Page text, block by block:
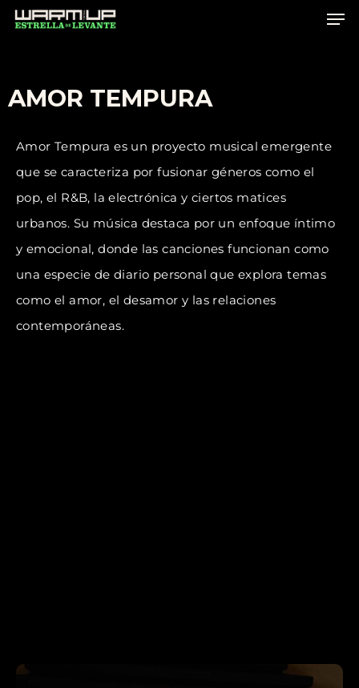
Skip
content
AMOR TEMPURA
Amor Tempura es un proyecto musical emergente
que se caracteriza por fusionar géneros como el
pop, el R&B, la electrónica y ciertos matices
urbanos. Su música destaca por un enfoque íntimo
y emocional, donde las canciones funcionan como
una especie de diario personal que explora temas
como el amor, el desamor y las relaciones
contemporáneas.